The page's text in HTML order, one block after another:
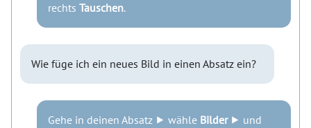
rechts Tauschen.
Wie füge ich ein neues Bild in einen Absatz ein?
Gehe in deinen Absatz ⯈ wähle Bilder⯈ und